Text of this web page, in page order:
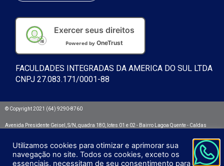
Exercer seus direitos
Powered by OneTrust
FACULDADES INTEGRADAS DA AMERICA DO SUL LTDA
CNPJ 27.083.171/0001-88
© Copyright 2021 (64) 9290-8760
Avenida Presidente Geisel, S/N, quadra 180, lotes 01 e 02 - Bairro Lagoa Quente - Caldas
Integra - Faculdades Integradas da América do Sul
Utilizamos cookies para otimizar e aprimorar sua
navegação no site. Todos os cookies, exceto os
essenciais, necessitam de seu consentimento para